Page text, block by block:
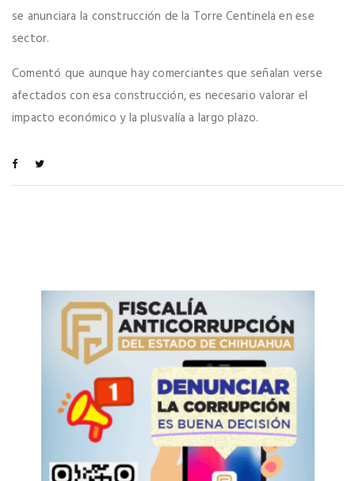
se anunciara la construcción de la Torre Centinela en ese
sector.
Comentó que aunque hay comerciantes que señalan verse
afectados con esa construcción, es necesario valorar el
impacto económico y la plusvalía a largo plazo.